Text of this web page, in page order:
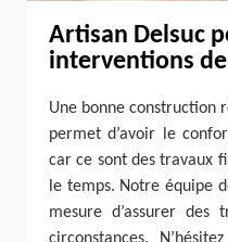
Artisan Delsuc
interventions
Une bonne construction
permet d’avoir le
car ce sont des travaux
le temps. Notre équipe
mesure d’assurer des